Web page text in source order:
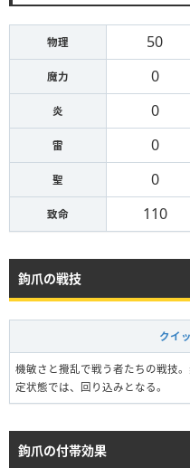
物理 50
魔力 0
炎 0
雷 0
聖 0
致命 110
鉤爪の戦技
クイ
機敏さと攪乱で戦う者たちの戦技
定状態では、回り込みとなる。
鉤爪の付帯効果